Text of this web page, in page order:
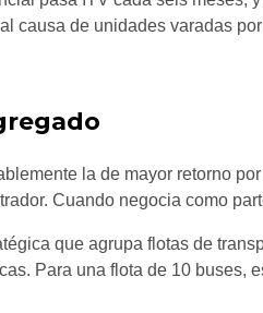
causa de unidades varadas
la de mayor retorno
Cuando negocia como
que agrupa flotas de
Para una flota de 10